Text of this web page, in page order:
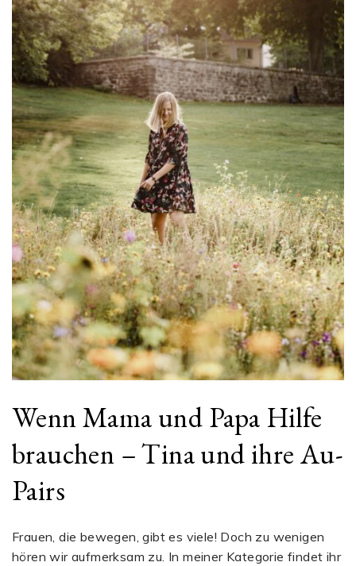
Wenn Mama und Papa Hilfe
brauchen – Tina und ihre Au-
Pairs
Frauen, die bewegen, gibt es viele! Doch zu wenigen
hören wir aufmerksam zu. In meiner Kategorie findet ihr